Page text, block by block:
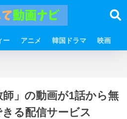
ー アニメ 韓国ドラマ 映画
師」の動画が1話から無
る配信サービス